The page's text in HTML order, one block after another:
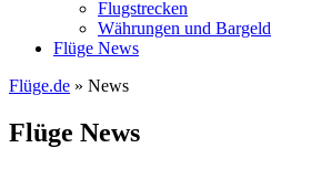
Flugstrecken
Währungen und Bargeld
Flüge News
Flüge.de » News
Flüge News